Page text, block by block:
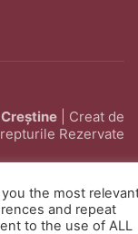
| Creat de
Rezervate
the most
and repeat
to the use of ALL